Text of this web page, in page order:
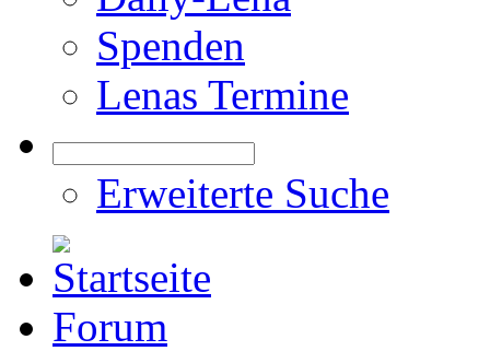
Spenden
Lenas Termine
Erweiterte Suche
Forum